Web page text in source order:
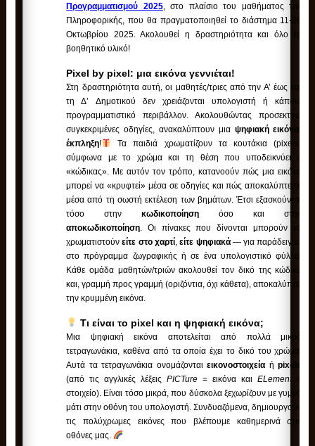
Προγραμματισμού 2025,στο πλαίσιο του μαθήματος της
Πληροφορικής, που θα πραγματοποιηθεί το διάστημα 11-26
Οκτωβρίου 2025. Ακολουθεί η δραστηριότητα και όλο το
βοηθητικό υλικό!
Pixel by pixel: μια εικόνα γεννιέται!
Στη δραστηριότητα αυτή, οι μαθητές/τριες από την Α’ έως και
τη Δ’ Δημοτικού δεν χρειάζονται υπολογιστή ή κάποιο
προγραμματιστικό περιβάλλον. Ακολουθώντας προσεκτικά
συγκεκριμένες οδηγίες, ανακαλύπτουν μια ψηφιακή εικόνα-
έκπληξη!
Τα παιδιά χρωματίζουν τα κουτάκια (pixels)
σύμφωνα με το χρώμα και τη θέση που υποδεικνύει ο
«κώδικας». Με αυτόν τον τρόπο, κατανοούν πώς μια εικόνα
μπορεί να «κρυφτεί» μέσα σε οδηγίες και πώς αποκαλύπτεται
μέσα από τη σωστή εκτέλεση των βημάτων. Έτσι εξασκούνται
τόσο στηνκωδικοποίηση όσο και στην
αποκωδικοποίηση. Οι πίνακες που δίνονται μπορούν να
χρωματιστούνείτε στο χαρτί,είτε ψηφιακά— για παράδειγμα
στο πρόγραμμα ζωγραφικής ή σε ένα υπολογιστικό φύλλο.
Κάθε ομάδα μαθητών/τριών ακολουθεί τον δικό της κώδικα
και, γραμμή προς γραμμή (οριζόντια, όχι κάθετα), αποκαλύπτει
την κρυμμένη εικόνα.
Τι είναι το pixel και η ψηφιακή εικόνα;
Μια ψηφιακή εικόνα αποτελείται από πολλά μικρά
τετραγωνάκια, καθένα από τα οποία έχει το δικό του χρώμα.
Αυτά τα τετραγωνάκια ονομάζονταιεικονοστοιχεία ήpixels
(από τις αγγλικές λέξειςPICTure = εικόνα καιELement
στοιχείο). Είναι τόσο μικρά, που δύσκολα ξεχωρίζουν με γυμνό
μάτι στην οθόνη του υπολογιστή. Συνδυαζόμενα, δημιουργούν
τις πολύχρωμες εικόνες που βλέπουμε καθημερινά στις
οθόνες μας.